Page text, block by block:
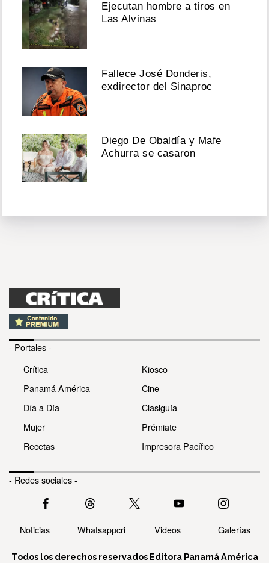
Ejecutan hombre a tiros en
Las Alvinas
Fallece José Donderis,
exdirector del Sinaproc
Diego De Obaldía y Mafe
Achurra se casaron
- Portales -
Crítica
Panamá América
Día a Día
Mujer
Recetas
Kiosco
Cine
Clasiguía
Prémiate
Impresora Pacífico
- Redes sociales -
Noticias Whatsappcri Videos Galerías
Todos los derechos reservados Editora Panamá América